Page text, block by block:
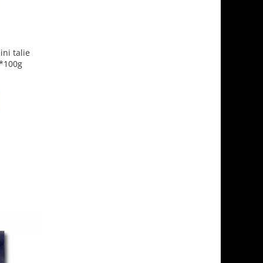
talie